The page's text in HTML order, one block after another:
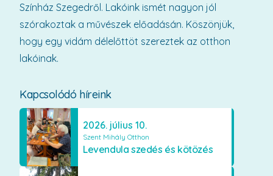
Kapcsolódó híreink
2026. július 10.
Szent Mihály Otthon
Levendula szedés és kötözés
Színház Szegedről. Lakóink ismét nagyon jól
szórakoztak a művészek előadásán. Köszönjük,
hogy egy vidám délelőttöt szereztek az otthon
lakóinak.